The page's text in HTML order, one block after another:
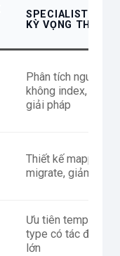
SPECIALIST/
KỲ VỌNG THÊM
Phân tích nguyên
không index, đề
giải pháp
Thiết kế mapping
migrate, giảm tổn
Ưu tiên template/
type có tác động
lớn